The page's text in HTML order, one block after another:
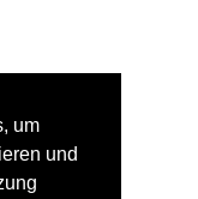
um
und